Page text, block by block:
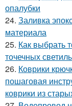
опалубки
24. Заливка
материала
25. Как выбрать
точечных
26. Коврики
пошаговая
коврики из